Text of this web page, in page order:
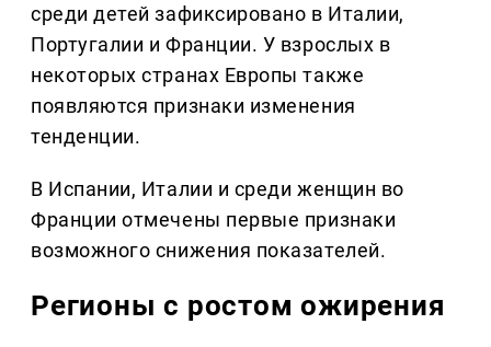
среди детей зафиксировано в Италии,
Португалии и Франции. У взрослых в
некоторых странах Европы также
появляются признаки изменения
тенденции.
В Испании, Италии и среди женщин во
Франции отмечены первые признаки
возможного снижения показателей.
Регионы с ростом ожирения